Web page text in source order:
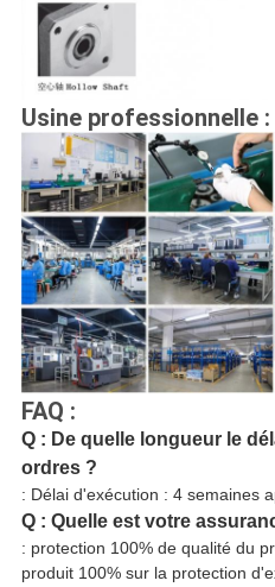
Usine professionnelle :
FAQ :
Q : De quelle longueur le
ordres ?
: Délai d'exécution : 4 semaines
Q : Quelle est votre
: protection 100% de qualité du
produit 100% sur la protection